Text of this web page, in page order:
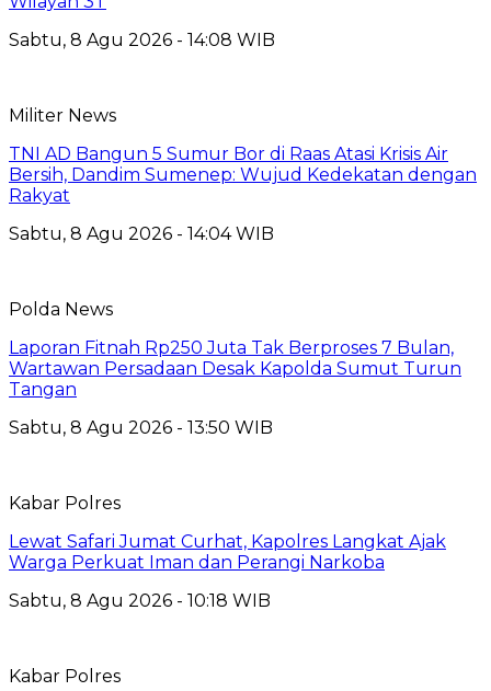
Sabtu, 8 Agu 2026 - 14:08 WIB
Militer News
TNI AD Bangun 5 Sumur Bor di Raas Atasi Krisis Air
Bersih, Dandim Sumenep: Wujud Kedekatan dengan
Rakyat
Sabtu, 8 Agu 2026 - 14:04 WIB
Polda News
Laporan Fitnah Rp250 Juta Tak Berproses 7 Bulan,
Wartawan Persadaan Desak Kapolda Sumut Turun
Tangan
Sabtu, 8 Agu 2026 - 13:50 WIB
Kabar Polres
Lewat Safari Jumat Curhat, Kapolres Langkat Ajak
Warga Perkuat Iman dan Perangi Narkoba
Sabtu, 8 Agu 2026 - 10:18 WIB
Kabar Polres